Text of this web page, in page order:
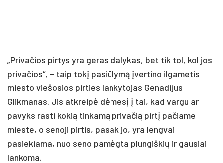
„Privačios pirtys yra geras dalykas, bet tik tol, kol jos
privačios“, – taip tokį pasiūlymą įvertino ilgametis
miesto viešosios pirties lankytojas Genadijus
Glikmanas. Jis atkreipė dėmesį į tai, kad vargu ar
pavyks rasti kokią tinkamą privačią pirtį pačiame
mieste, o senoji pirtis, pasak jo, yra lengvai
pasiekiama, nuo seno pamėgta plungiškių ir gausiai
lankoma.